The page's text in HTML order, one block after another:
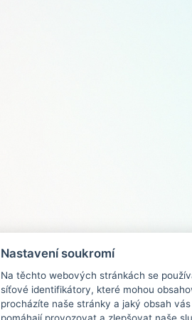
Nastavení soukromí
Na těchto webových stránkách se
síťové identifikátory, které mohou
procházíte naše stránky a jaký obsah